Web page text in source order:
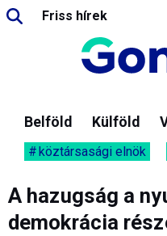
Friss hírek
Belföld Külföld
köztársasági elnök
A hazugság a
demokrácia